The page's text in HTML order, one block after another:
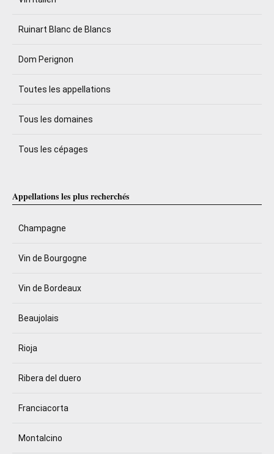
Ruinart Blanc de Blancs
Dom Perignon
Toutes les appellations
Tous les domaines
Tous les cépages
Appellations les plus recherchés
Champagne
Vin de Bourgogne
Vin de Bordeaux
Beaujolais
Rioja
Ribera del duero
Franciacorta
Montalcino